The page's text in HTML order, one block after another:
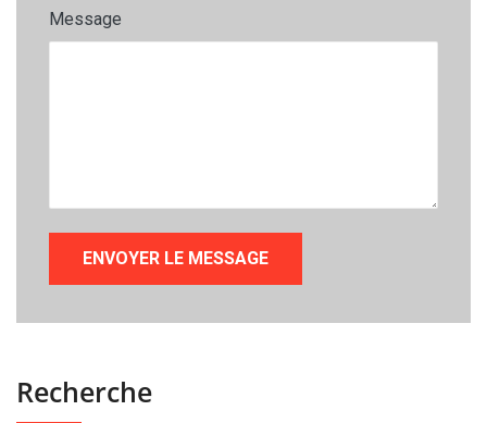
Message
Recherche